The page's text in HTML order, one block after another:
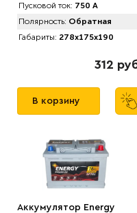
Пусковой ток: 750 А
Полярность: Обратная
Габариты: 278x175x190
312
В корзину
Аккумулятор Energy